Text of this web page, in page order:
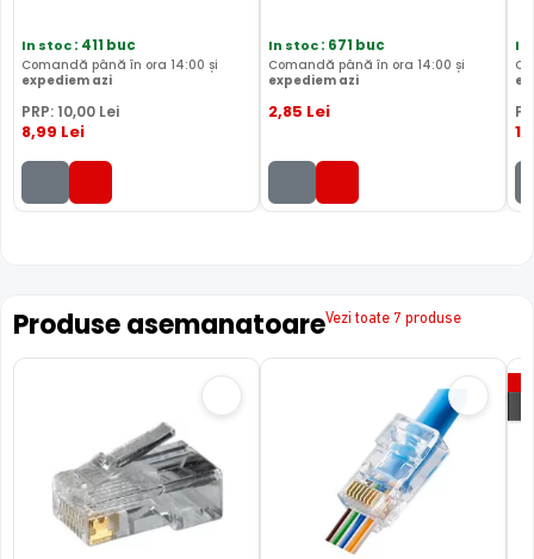
In stoc: 411 buc
Comandă până în ora 14:00 și
expediem azi
PRP: 10,00 Lei
8,99 Lei
In stoc: 671 buc
Comandă până în ora 14:00 și
expediem azi
2,85 Lei
In
1
Produse asemanatoareVezi toate 7 produse